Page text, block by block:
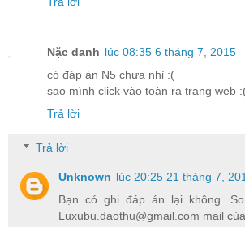
Nặc danh lúc 08:35 6 tháng 7, 2015
có đáp án N5 chưa nhỉ :(
sao mình click vào toàn ra trang web
Trả lời
Trả lời
Unknown lúc 20:25 21 tháng 7,
Bạn có ghi đáp án lại không.
Luxubu.daothu@gmail.com mail